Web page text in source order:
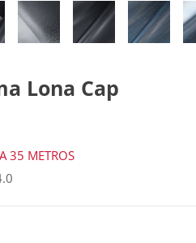
Lona Cap
35 METROS